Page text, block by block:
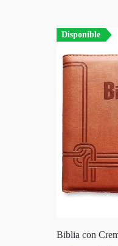
Disponible
Biblia con